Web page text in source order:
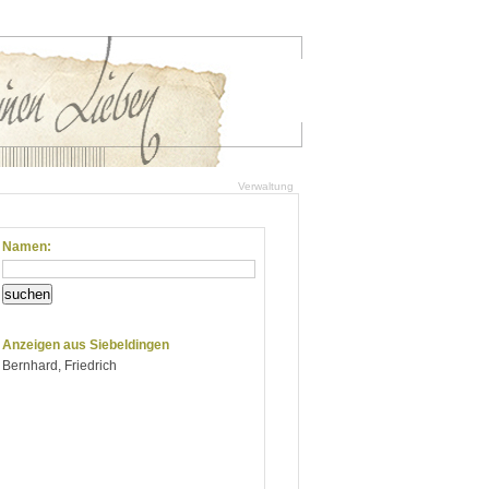
Verwaltung
Namen:
suchen
Anzeigen aus Siebeldingen
Bernhard, Friedrich